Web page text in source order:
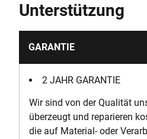
Unterstützung
GARANTIE
2 JAHR GARANTIE
Wir sind von der Qualität
überzeugt und reparieren
die auf Material- oder